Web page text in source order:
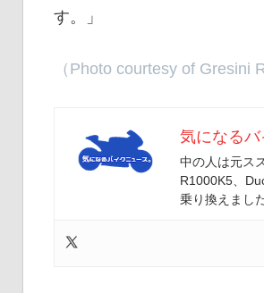
す。」
（Photo courtesy of Gresini
気になるバ
中の人は元ス
R1000K5、
乗り換えました